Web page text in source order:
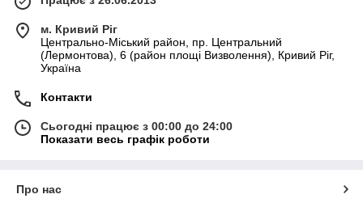
м. Кривий Ріг
Центрально-Міський район, пр. Центральний
(Лермонтова), 6 (район площі Визволення), Кривий Ріг,
Україна
Контакти
Сьогодні працює з 00:00 до 24:00
Показати весь графік роботи
Про нас